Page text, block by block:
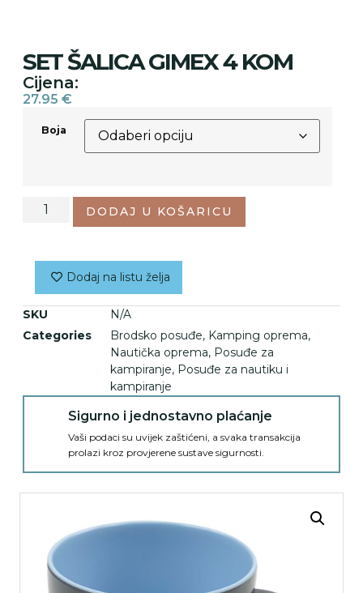
SET ŠALICA GIMEX 4 KOM
Cijena:
27.95 €
Boja
DODAJ U KOŠARICU
Dodaj na listu želja
SKU
N/A
Categories
Brodsko posuđe, Kamping oprema,
Nautička oprema, Posuđe za
kampiranje, Posuđe za nautiku i
kampiranje
Sigurno i jednostavno plaćanje
Vaši podaci su uvijek zaštićeni, a svaka transakcija
prolazi kroz provjerene sustave sigurnosti.